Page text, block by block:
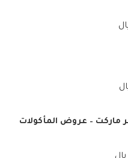
ماركت – عروض المأكولات